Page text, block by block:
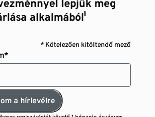
lepjük meg
alkalmából¹
* Kötelezően kitöltendő mező
a hírlevélre